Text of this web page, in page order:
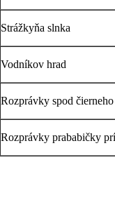
Strážkyňa slnka
Vodníkov hrad
Rozprávky spod
Rozprávky prababičky